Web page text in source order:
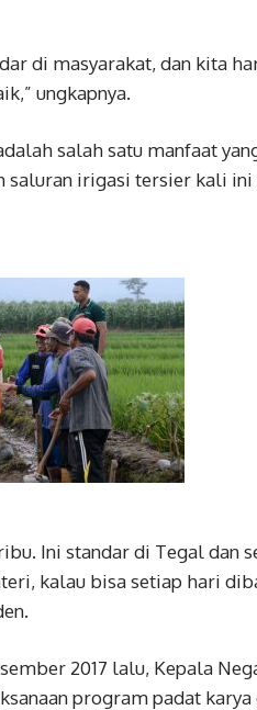
di masyarakat, dan kita
ungkapnya.
salah satu manfaat
saluran irigasi tersier kali ini
Ini standar di Tegal dan
kalau bisa setiap hari
2017 lalu, Kepala
program padat karya